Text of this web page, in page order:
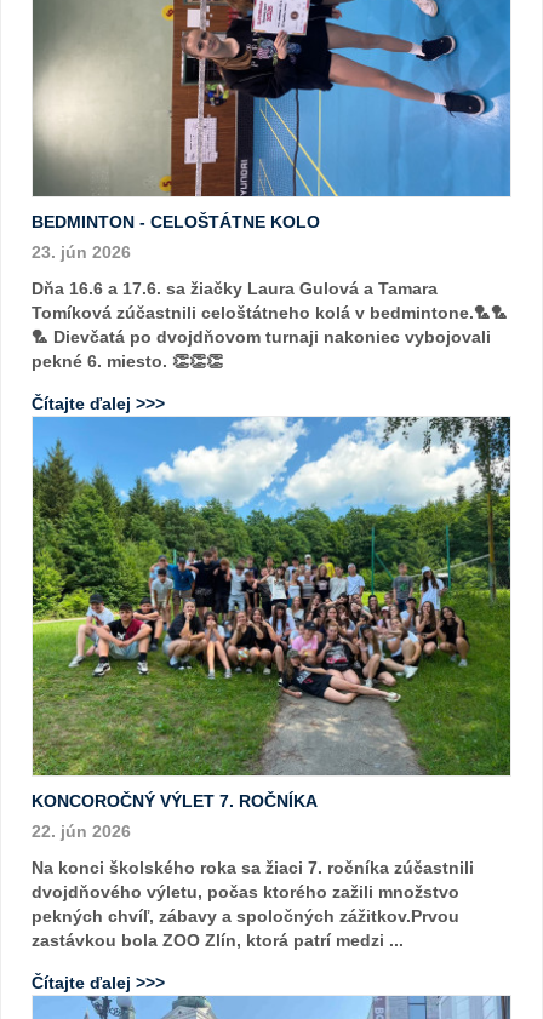
BEDMINTON - CELOŠTÁTNE KOLO
23. jún 2026
Dňa 16.6 a 17.6. sa žiačky Laura Gulová a Tamara
Tomíková zúčastnili celoštátneho kolá v bedmintone.🏸🏸
🏸 Dievčatá po dvojdňovom turnaji nakoniec vybojovali
pekné 6. miesto. 👏👏👏
Čítajte ďalej >>>
KONCOROČNÝ VÝLET 7. ROČNÍKA
22. jún 2026
Na konci školského roka sa žiaci 7. ročníka zúčastnili
dvojdňového výletu, počas ktorého zažili množstvo
pekných chvíľ, zábavy a spoločných zážitkov.Prvou
zastávkou bola ZOO Zlín, ktorá patrí medzi ...
Čítajte ďalej >>>